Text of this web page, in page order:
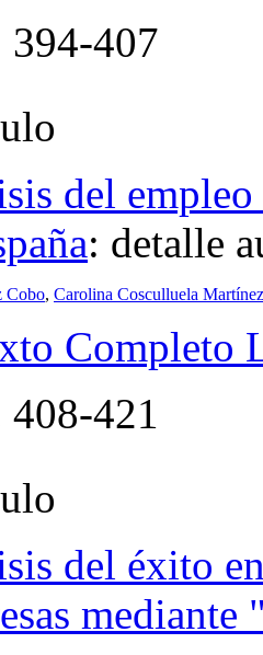
394-407
del empleo
: detalle
Cobo, Carolina Cosculluela Martínez
Completo
408-421
del éxito
mediante